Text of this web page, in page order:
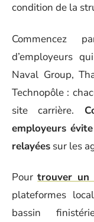
condition de la
Commencez
d’employeurs
Naval Group,
Technopôle :
site carrière.
employeurs
relayées sur les
Pourtrouver un
plateformes
bassin